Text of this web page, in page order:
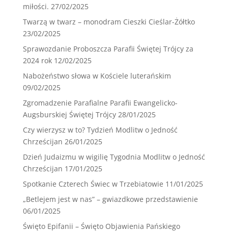
miłości. 27/02/2025
Twarzą w twarz – monodram Cieszki Cieślar-Żółtko
23/02/2025
Sprawozdanie Proboszcza Parafii Świętej Trójcy za
2024 rok 12/02/2025
Nabożeństwo słowa w Kościele luterańskim
09/02/2025
Zgromadzenie Parafialne Parafii Ewangelicko-
Augsburskiej Świętej Trójcy 28/01/2025
Czy wierzysz w to? Tydzień Modlitw o Jedność
Chrześcijan 26/01/2025
Dzień Judaizmu w wigilię Tygodnia Modlitw o Jedność
Chrześcijan 17/01/2025
Spotkanie Czterech Świec w Trzebiatowie 11/01/2025
„Betlejem jest w nas” – gwiazdkowe przedstawienie
06/01/2025
Święto Epifanii – Święto Objawienia Pańskiego